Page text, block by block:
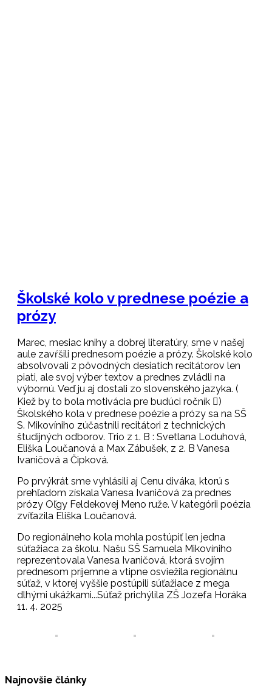
Školské kolo v prednese poézie a
prózy
Marec, mesiac knihy a dobrej literatúry, sme v našej
aule zavŕšili prednesom poézie a prózy. Školské kolo
absolvovali z pôvodných desiatich recitátorov len
piati, ale svoj výber textov a prednes zvládli na
výbornú. Veď ju aj dostali zo slovenského jazyka. (
Kiež by to bola motivácia pre budúci ročník )
Školského kola v prednese poézie a prózy sa na SŠ
S. Mikovíniho zúčastnili recitátori z technických
študijných odborov. Trio z 1. B : Svetlana Loduhová,
Eliška Loučanová a Max Zábušek, z 2. B Vanesa
Ivaničová a Čipková.
Po prvýkrát sme vyhlásili aj Cenu diváka, ktorú s
prehľadom získala Vanesa Ivaničová za prednes
prózy Oľgy Feldekovej Meno ruže. V kategórii poézia
zvíťazila Eliška Loučanová.
Do regionálneho kola mohla postúpiť len jedna
súťažiaca za školu. Našu SŠ Samuela Mikovíniho
reprezentovala Vanesa Ivaničová, ktorá svojím
prednesom príjemne a vtipne osviežila regionálnu
súťaž, v ktorej vyššie postúpili súťažiace z mega
dlhými ukážkami...Súťaž prichýlila ZŠ Jozefa Horáka
11. 4. 2025
Najnovšie články